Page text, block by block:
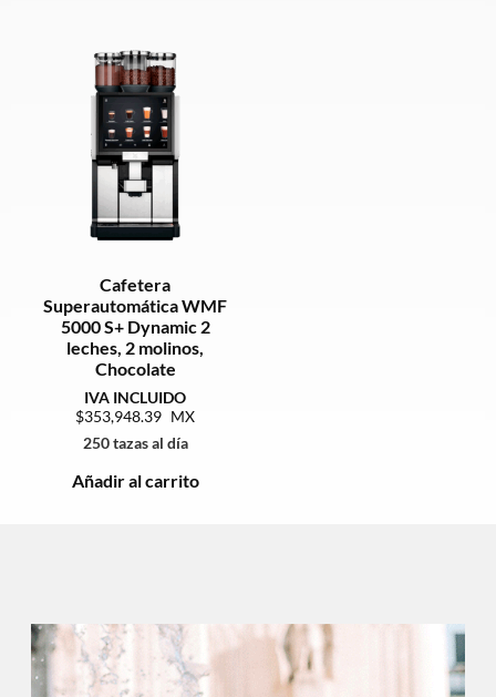
Cafetera
Superautomática WMF
5000 S+ Dynamic 2
leches, 2 molinos,
Chocolate
353,948.39
250 tazas al día
Añadir al carrito